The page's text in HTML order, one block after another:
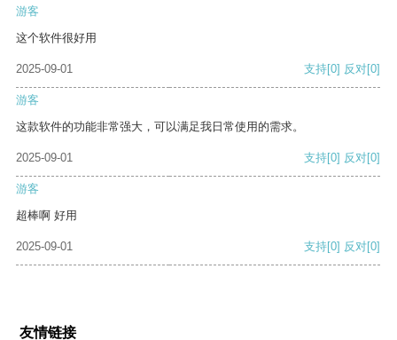
游客
这个软件很好用
2025-09-01 支持[0] 反对[0]
游客
这款软件的功能非常强大，可以满足我日常使用的需求。
2025-09-01 支持[0] 反对[0]
游客
超棒啊 好用
2025-09-01 支持[0] 反对[0]
友情链接